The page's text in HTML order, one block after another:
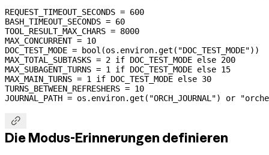
REQUEST_TIMEOUT_SECONDS = 600
BASH_TIMEOUT_SECONDS = 60
TOOL_RESULT_MAX_CHARS = 8000
MAX_CONCURRENT = 10
DOC_TEST_MODE = bool (os.environ.get( "DOC_TEST_MODE"))
MAX_TOTAL_SUBTASKS = 2 if DOC_TEST_MODE else 200
MAX_SUBAGENT_TURNS = 1 if DOC_TEST_MODE else 15
MAX_MAIN_TURNS = 1 if DOC_TEST_MODE else 30
TURNS_BETWEEN_REFRESHERS = 10
JOURNAL_PATH = os.environ.get( "ORCH_JOURNAL") or

Die Modus-Erinnerungen definieren